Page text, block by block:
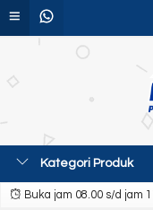
Kategori Produk
Buka jam 08.00 s/d jam